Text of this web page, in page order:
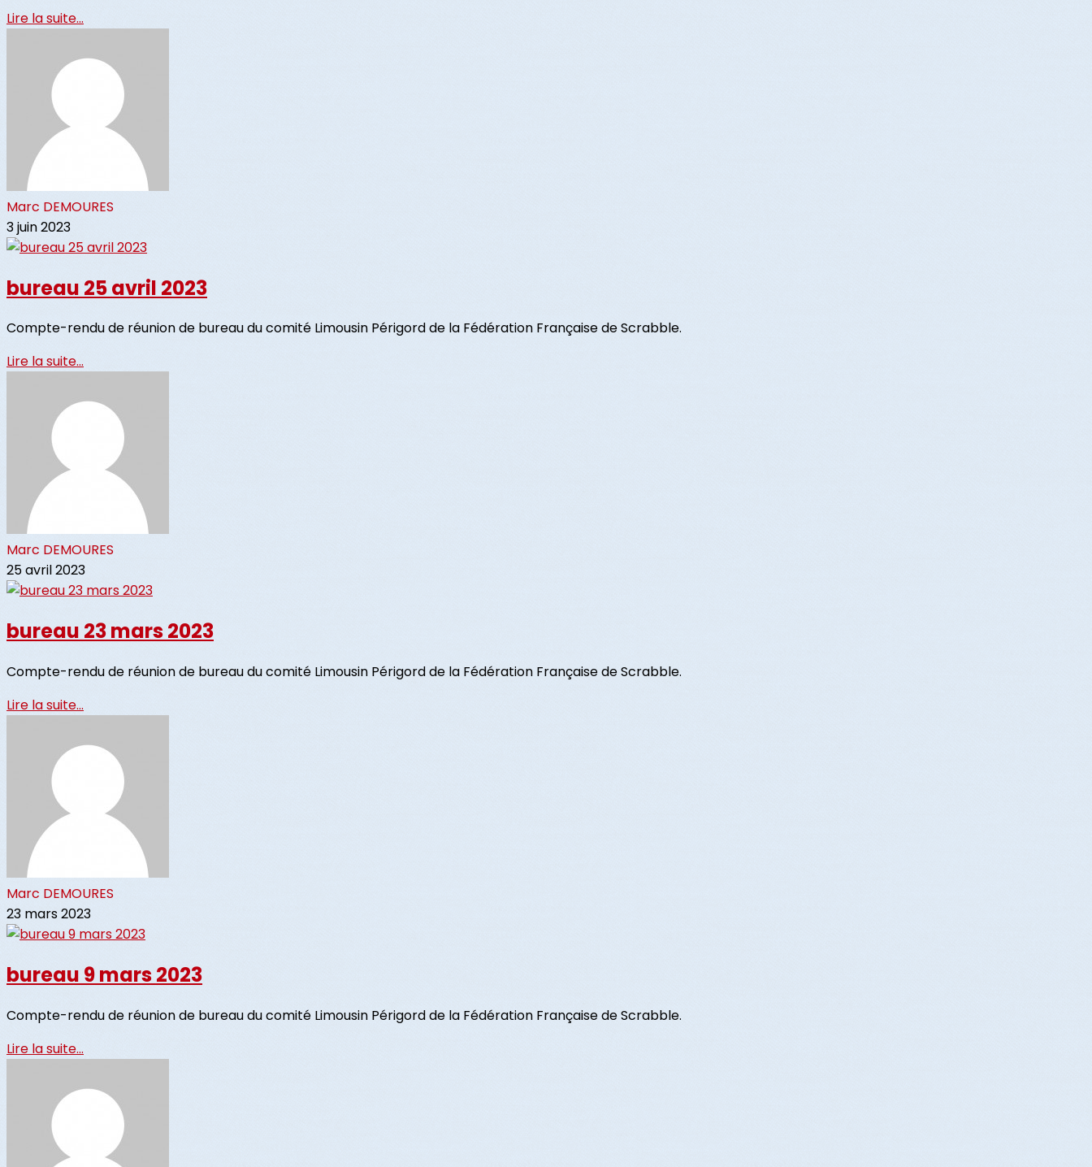
Lire la suite...
Marc DEMOURES
3 juin 2023
bureau 25 avril 2023
Compte-rendu de réunion de bureau du comité Limousin Périgord de la Fédération Française de Scrabble.
Lire la suite...
Marc DEMOURES
25 avril 2023
bureau 23 mars 2023
Compte-rendu de réunion de bureau du comité Limousin Périgord de la Fédération Française de Scrabble.
Lire la suite...
Marc DEMOURES
23 mars 2023
bureau 9 mars 2023
Compte-rendu de réunion de bureau du comité Limousin Périgord de la Fédération Française de Scrabble.
Lire la suite...